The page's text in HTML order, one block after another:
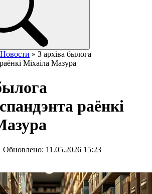
Новости » З архіва былога
Міхаіла Мазура
раёнкі
11.05.2026 15:23